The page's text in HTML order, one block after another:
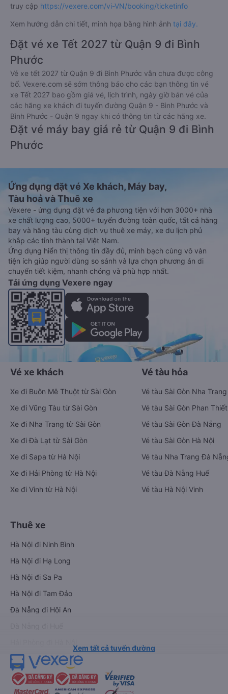
truy cập https://vexere.com/vi-VN/booking/ticketinfo
Xem hướng dẫn chi tiết, minh họa bằng hình ảnh tại đây.
Đặt vé xe Tết 2027 từ Quận 9 đi Bình
Phước
Vé xe tết 2027 từ Quận 9 đi Bình Phước vẫn chưa được công
bố. Vexere.com sẽ sớm thông báo cho các bạn thông tin vé
xe Tết 2027 bao gồm giá vé, lịch trình, ngày giờ bán vé của
các hãng xe khách đi tuyến đường Quận 9 - Bình Phước và
Bình Phước - Quận 9 ngay khi có thông tin từ các hãng xe.
Đặt vé máy bay giá rẻ từ Quận 9 đi Bình
Phước
Ứng dụng đặt vé Xe khách, Máy bay,
Tàu hoả và Thuê xe
Vexere - ứng dụng đặt vé đa phương tiện với hơn 3000+ nhà
xe chất lượng cao, 5000+ tuyến đường toàn quốc, tất cả hãng
bay và hãng tàu cùng dịch vụ thuê xe máy, xe du lịch phủ
khắp các tỉnh thành tại Việt Nam.
Ứng dụng hiển thị thông tin đầy đủ, minh bạch cùng vô vàn
tiện ích giúp người dùng so sánh và lựa chọn phương án di
chuyển tiết kiệm, nhanh chóng và phù hợp nhất.
Tải ứng dụng Vexere ngay
Vé xe khách
Xe đi Buôn Mê Thuột từ Sài Gòn
Xe đi Vũng Tàu từ Sài Gòn
Xe đi Nha Trang từ Sài Gòn
Xe đi Đà Lạt từ Sài Gòn
Xe đi Sapa từ Hà Nội
Xe đi Hải Phòng từ Hà Nội
Xe đi Vinh từ Hà Nội
Vé tàu hỏa
Vé tàu Sài Gòn Nha Trang
Vé tàu Sài Gòn Phan Thiết
Vé tàu Sài Gòn Đà Nẵng
Vé tàu Sài Gòn Hà Nội
Vé tàu Nha Trang Đà
Vé tàu Đà Nẵng Huế
Vé tàu Hà Nội Vinh
Thuê xe
Hà Nội đi Ninh Bình
Hà Nội đi Hạ Long
Hà Nội đi Sa Pa
Hà Nội đi Tam Đảo
Đà Nẵng đi Hội An
Xem tất cả tuyến đường